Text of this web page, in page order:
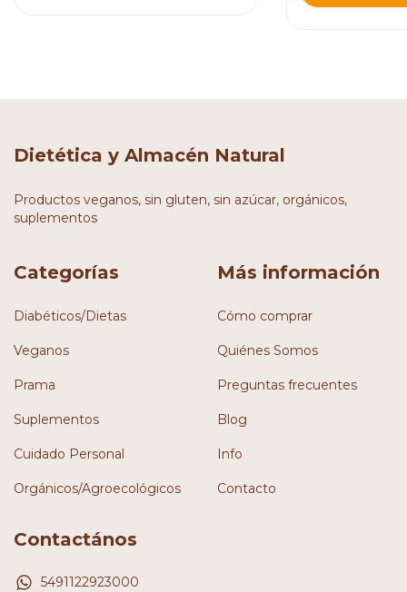
Dietética y Almacén Natural
Productos veganos, sin gluten, sin azúcar, orgánicos,
suplementos
Categorías
Diabéticos/Dietas
Veganos
Prama
Suplementos
Cuidado Personal
Orgánicos/Agroecológicos
Más información
Cómo comprar
Quiénes Somos
Preguntas frecuentes
Blog
Info
Contacto
Contactános
5491122923000